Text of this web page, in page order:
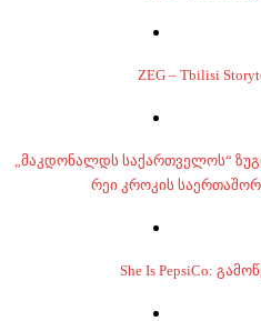
ZEG – Tbilisi
„მაკდონალდს საქართველოს“
რეი კროკის
She Is PepsiCo: